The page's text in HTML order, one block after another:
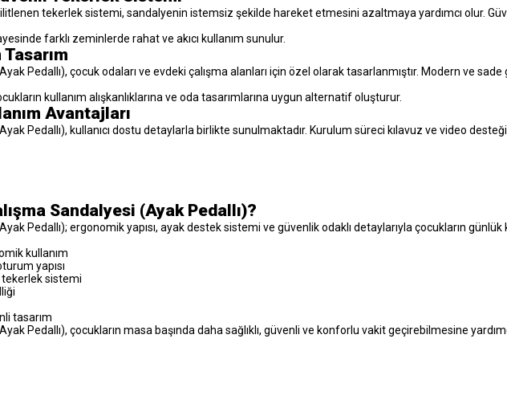
tekerlek sistemi, sandalyenin istemsiz şekilde hareket etmesini azaltmaya yardımcı olur.
farklı zeminlerde rahat ve akıcı kullanım sunulur.
Tasarım
Pedallı), çocuk odaları ve evdeki çalışma alanları için özel olarak tasarlanmıştır. Modern ve
kullanım alışkanlıklarına ve oda tasarımlarına uygun alternatif oluşturur.
Avantajları
Pedallı), kullanıcı dostu detaylarla birlikte sunulmaktadır. Kurulum süreci kılavuz ve video
Sandalyesi (Ayak Pedallı)?
Pedallı); ergonomik yapısı, ayak destek sistemi ve güvenlik odaklı detaylarıyla çocukların
kullanım
yapısı
sistemi
tasarım
Pedallı), çocukların masa başında daha sağlıklı, güvenli ve konforlu vakit geçirebilmesine